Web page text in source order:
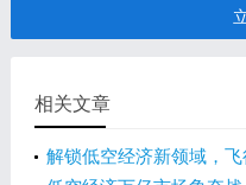
相关文章
解锁低空经济新领域，